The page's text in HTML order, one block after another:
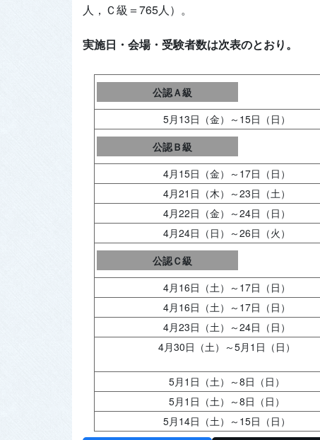
人，Ｃ級＝765人）。
実施日・会場・受験者数は次表のとおり。
公認Ａ級
5月13日（金）～15日（日）
公認Ｂ級
4月15日（金）～17日（日）
4月21日（木）～23日（土）
4月22日（金）～24日（日）
4月24日（日）～26日（火）
公認Ｃ級
4月16日（土）～17日（日）
4月16日（土）～17日（日）
4月23日（土）～24日（日）
4月30日（土）～5月1日（日）
5月1日（土）～8日（日）
5月1日（土）～8日（日）
5月14日（土）～15日（日）